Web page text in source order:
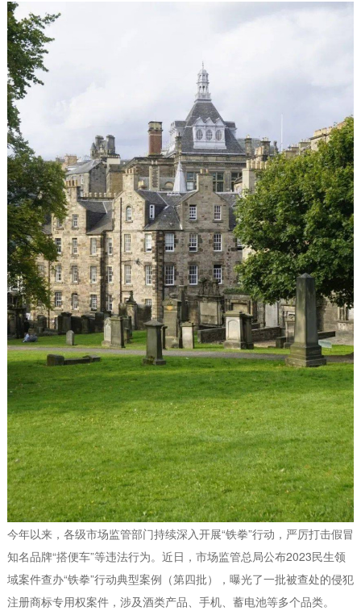
今年以来，各级市场监管部门持续深入开展“铁拳”行动，严厉打击假冒
知名品牌“搭便车”等违法行为。近日，市场监管总局公布2023民生领
域案件查办“铁拳”行动典型案例（第四批），曝光了一批被查处的侵犯
注册商标专用权案件，涉及酒类产品、手机、蓄电池等多个品类。